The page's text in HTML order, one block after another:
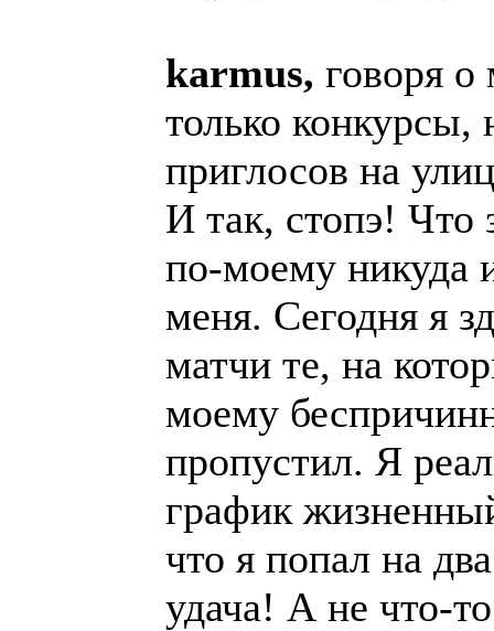
karmus, говоря о
только конкурсы,
приглосов на
И так, стопэ! Что
по-моему никуда
меня. Сегодня я
матчи те, на
моему
пропустил. Я
график
что я попал на
удача! А не что-